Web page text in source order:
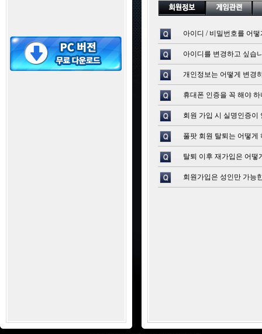
아이디 / 비밀번호를 어
아이디를 변경하고 싶습
개인정보는 어떻게 변경
휴대폰 인증을 꼭 해야 하
회원 가입 시 실명인증이
풀팟 회원 탈퇴는 어떻게
탈퇴 이후 재가입은 어떻
회원가입은 성인만 가능